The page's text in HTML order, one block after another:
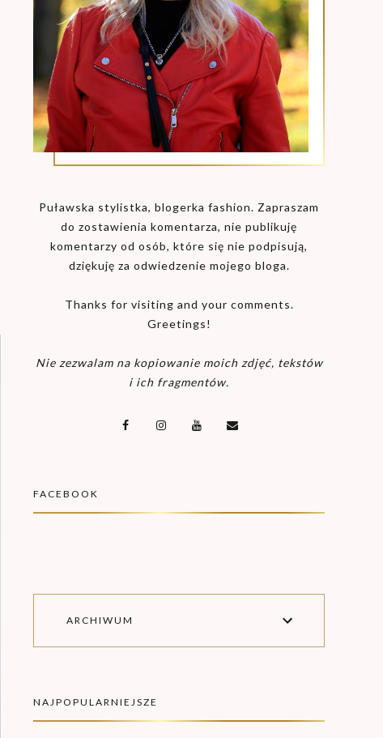
Puławska stylistka, blogerka fashion. Zapraszam
do zostawienia komentarza, nie publikuję
komentarzy od osób, które się nie podpisują,
dziękuję za odwiedzenie mojego bloga.
Thanks for visiting and your comments.
Greetings!
Nie zezwalam na kopiowanie moich zdjęć, tekstów
i ich fragmentów.
FACEBOOK
ARCHIWUM
NAJPOPULARNIEJSZE